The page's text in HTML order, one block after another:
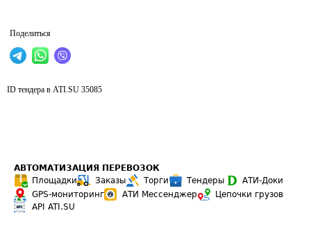
Поделиться
ID тендера в ATI.SU 35085
АВТОМАТИЗАЦИЯ ПЕРЕВОЗОК
Площадки
Заказы Торги Тендеры
АТИ-Доки
GPS-мониторинг
АТИ Мессенджер
Цепочки грузов
API ATI.SU